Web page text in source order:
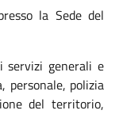
la Sede del
servizi generali e
personale, polizia
del territorio,